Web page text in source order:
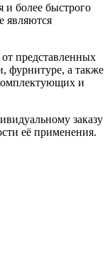
и более быстрого
являются
представленных
фурнитуре, а также
и
заказу
её применения.